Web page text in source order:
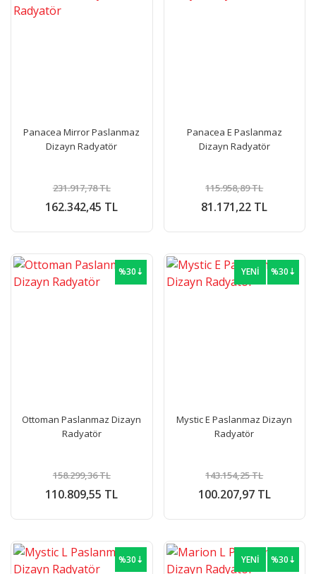
Panacea Mirror Paslanmaz
Dizayn Radyatör
162.342,45 TL
231.917,78 TL
Panacea E Paslanmaz
Dizayn Radyatör
81.171,22 TL
115.958,89 TL
%30⇣
Ottoman Paslanmaz Dizayn
Radyatör
110.809,55 TL
158.299,36 TL
%30⇣
YENİ
Mystic E Paslanmaz Dizayn
Radyatör
100.207,97 TL
143.154,25 TL
%30⇣ %30⇣
YENİ